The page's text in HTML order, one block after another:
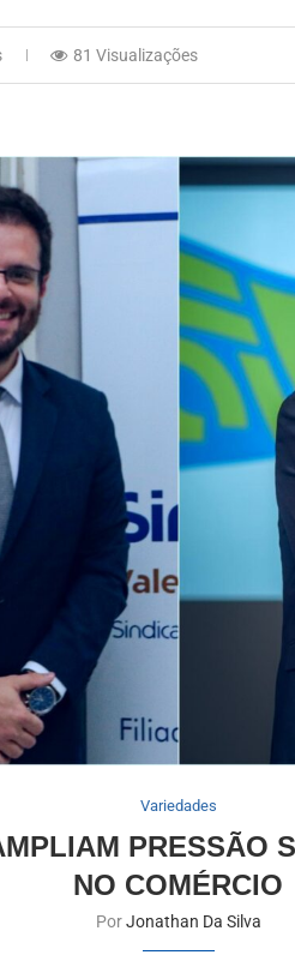
81 Visualizações
Variedades
PRESSÃO
NO COMÉRCIO
PorJonathan Da Silva